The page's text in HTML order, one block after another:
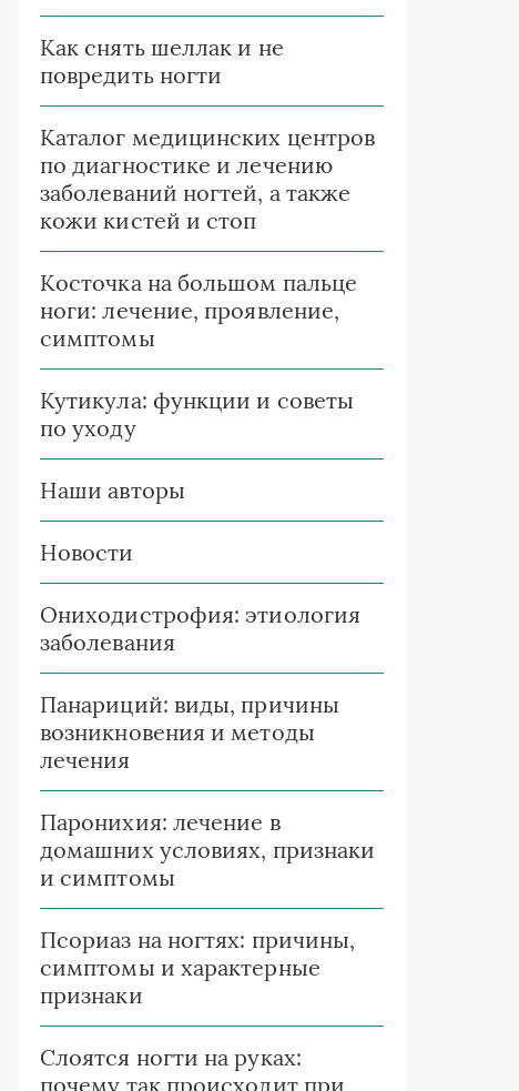
Как снять шеллак и не
повредить ногти
Каталог медицинских центров
по диагностике и лечению
заболеваний ногтей, а также
кожи кистей и стоп
Косточка на большом пальце
ноги: лечение, проявление,
симптомы
Кутикула: функции и советы
по уходу
Наши авторы
Новости
Ониходистрофия: этиология
заболевания
Панариций: виды, причины
возникновения и методы
лечения
Паронихия: лечение в
домашних условиях, признаки
и симптомы
Псориаз на ногтях: причины,
симптомы и характерные
признаки
Слоятся ногти на руках:
почему так происходит при